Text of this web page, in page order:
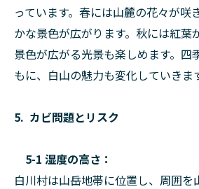
っています。春には山麓の花々が咲
かな景色が広がります。秋には紅葉
景色が広がる光景も楽しめます。四
もに、白山の魅力も変化していきま
5. カビ問題とリスク
5-1 湿度の高さ：
白川村は山岳地帯に位置し、周囲を